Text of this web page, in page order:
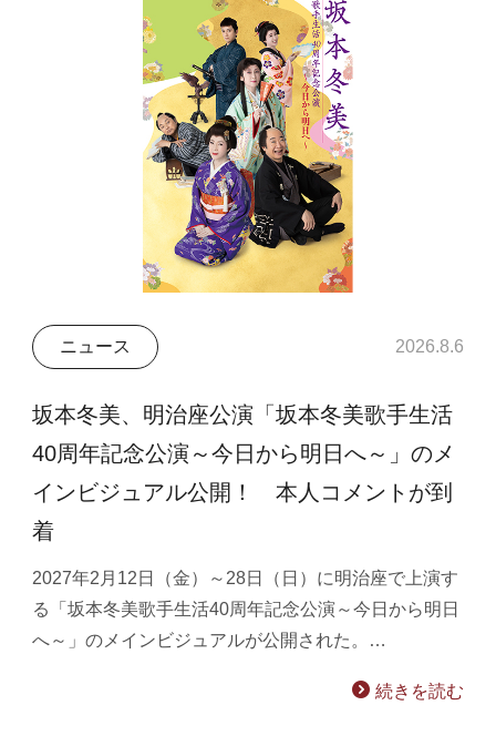
ニュース 2026.8.6
坂本冬美、明治座公演「坂本冬美歌手生活
40周年記念公演～今日から明日へ～」のメ
インビジュアル公開！ 本人コメントが到
着
2027年2月12日（金）～28日（日）に明治座で上演す
る「坂本冬美歌手生活40周年記念公演～今日から明日
へ～」のメインビジュアルが公開された。…
続きを読む